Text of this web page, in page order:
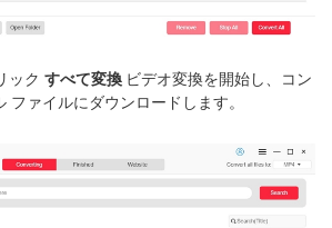
ック すべて変換 ビデオ変換を開始し、コン
ファイルにダウンロードします。